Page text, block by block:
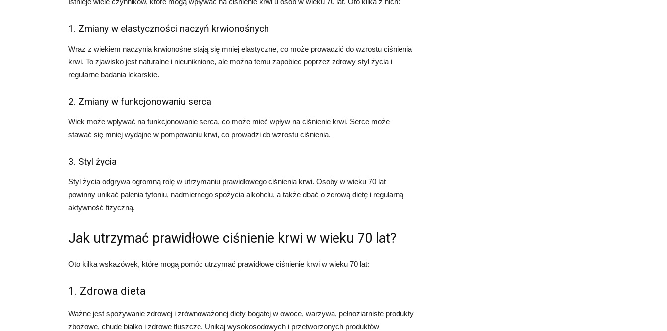
Istnieje wiele czynników, które mogą wpływać na ciśnienie krwi u osób w wieku 70 lat. Oto kilka z nich:
1. Zmiany w elastyczności naczyń krwionośnych
Wraz z wiekiem naczynia krwionośne stają się mniej elastyczne, co może prowadzić do wzrostu ciśnienia
krwi. To zjawisko jest naturalne i nieuniknione, ale można temu zapobiec poprzez zdrowy styl życia i
regularne badania lekarskie.
2. Zmiany w funkcjonowaniu serca
Wiek może wpływać na funkcjonowanie serca, co może mieć wpływ na ciśnienie krwi. Serce może
stawać się mniej wydajne w pompowaniu krwi, co prowadzi do wzrostu ciśnienia.
3. Styl życia
Styl życia odgrywa ogromną rolę w utrzymaniu prawidłowego ciśnienia krwi. Osoby w wieku 70 lat
powinny unikać palenia tytoniu, nadmiernego spożycia alkoholu, a także dbać o zdrową dietę i regularną
aktywność fizyczną.
Jak utrzymać prawidłowe ciśnienie krwi w wieku 70 lat?
Oto kilka wskazówek, które mogą pomóc utrzymać prawidłowe ciśnienie krwi w wieku 70 lat:
1. Zdrowa dieta
Ważne jest spożywanie zdrowej i zrównoważonej diety bogatej w owoce, warzywa, pełnoziarniste produkty
zbożowe, chude białko i zdrowe tłuszcze. Unikaj wysokosodowych i przetworzonych produktów